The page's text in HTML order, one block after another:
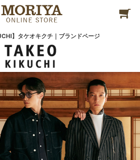
】タケオキクチ｜ブランドページ